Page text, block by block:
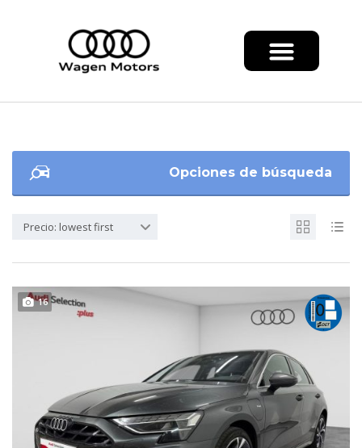
Opciones de búsqueda
Precio: lowest first
16